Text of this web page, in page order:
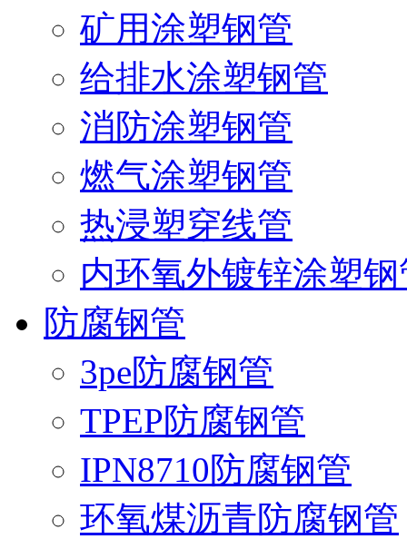
矿用涂塑钢管
给排水涂塑钢管
消防涂塑钢管
燃气涂塑钢管
热浸塑穿线管
内环氧外镀锌涂塑钢
防腐钢管
3pe防腐钢管
TPEP防腐钢管
IPN8710防腐钢管
环氧煤沥青防腐钢管